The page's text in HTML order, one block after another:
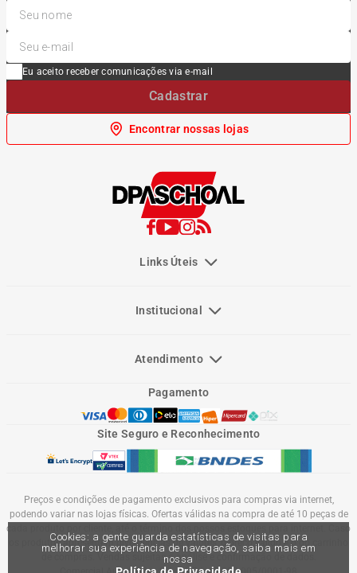
Cookies: a gente guarda estatísticas de visitas para
melhorar sua experiência de navegação, saiba mais em
nossa
Eu aceito receber comunicações via e-mail
Cadastrar
Encontrar nossas lojas
Links Úteis
Institucional
Atendimento
Pagamento
Site Seguro e Reconhecimento
Preços e condições de pagamento exclusivos para compras via internet,
podendo variar nas lojas físicas. Ofertas válidas na compra de até 10 peças de
cada produto por cliente, até o término dos nossos estoques para internet. Caso
os produtos apresentem divergências de valores, o preço válido é o do carrinho
de compras. Vendas sujeitas a análise e confirmação de dados.